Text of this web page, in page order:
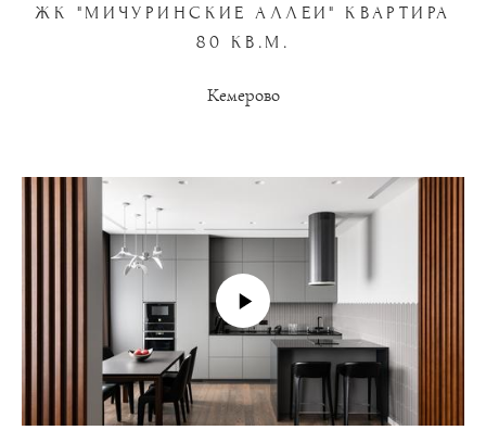
ЖК "МИЧУРИНСКИЕ АЛЛЕИ" КВАРТИРА
80 КВ.М.
Кемерово